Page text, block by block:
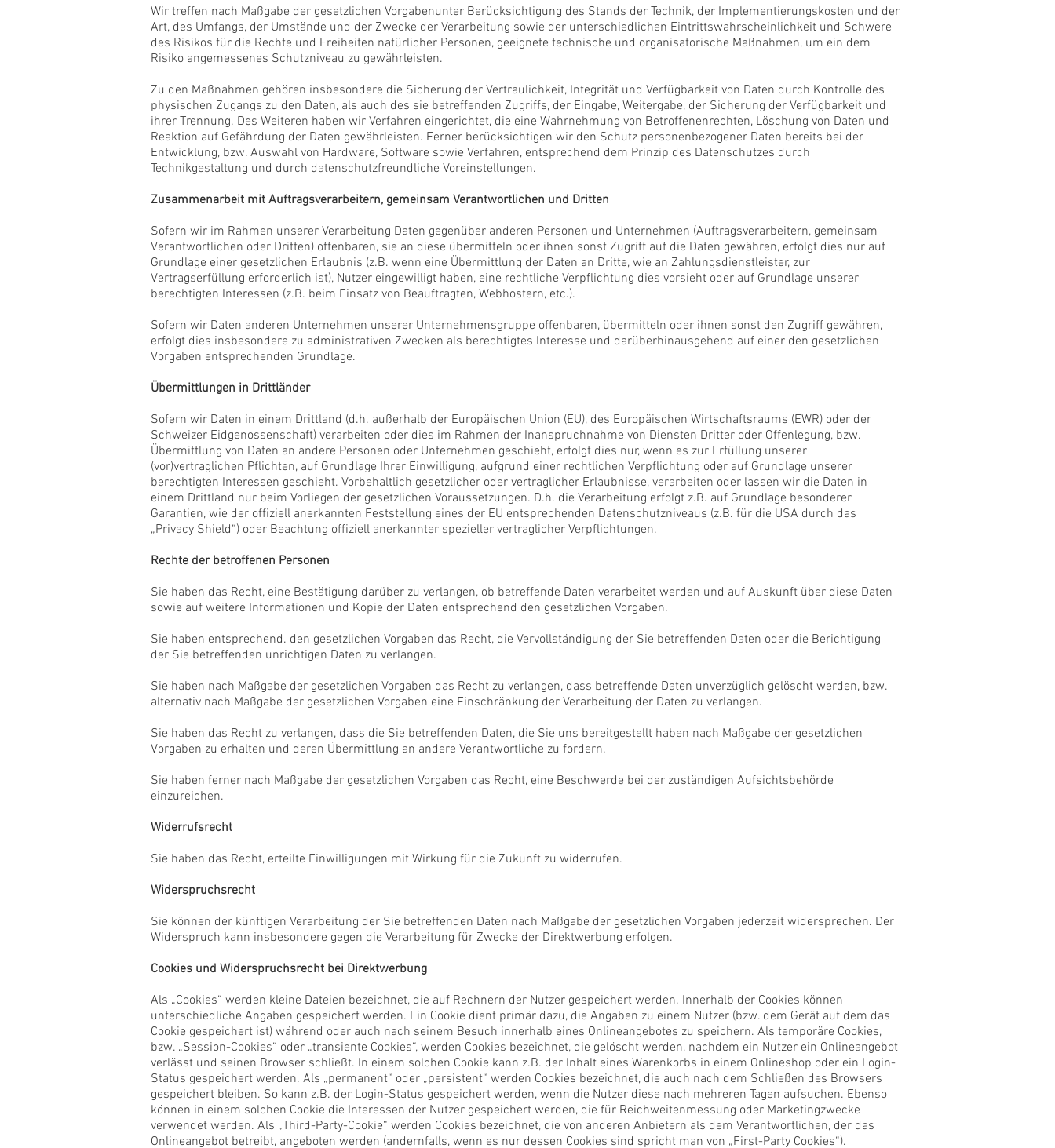
Wir treffen nach Maßgabe der gesetzlichen Vorgabenunter Berücksichtigung des Stands der Technik, der Implementierungskosten und der
Art, des Umfangs, der Umstände und der Zwecke der Verarbeitung sowie der unterschiedlichen Eintrittswahrscheinlichkeit und Schwere
des Risikos für die Rechte und Freiheiten natürlicher Personen, geeignete technische und organisatorische Maßnahmen, um ein dem
Risiko angemessenes Schutzniveau zu gewährleisten.
Zu den Maßnahmen gehören insbesondere die Sicherung der Vertraulichkeit, Integrität und Verfügbarkeit von Daten durch Kontrolle des
physischen Zugangs zu den Daten, als auch des sie betreffenden Zugriffs, der Eingabe, Weitergabe, der Sicherung der Verfügbarkeit und
ihrer Trennung. Des Weiteren haben wir Verfahren eingerichtet, die eine Wahrnehmung von Betroffenenrechten, Löschung von Daten und
Reaktion auf Gefährdung der Daten gewährleisten. Ferner berücksichtigen wir den Schutz personenbezogener Daten bereits bei der
Entwicklung, bzw. Auswahl von Hardware, Software sowie Verfahren, entsprechend dem Prinzip des Datenschutzes durch
Technikgestaltung und durch datenschutzfreundliche Voreinstellungen.
Zusammenarbeit mit Auftragsverarbeitern, gemeinsam Verantwortlichen und Dritten
Sofern wir im Rahmen unserer Verarbeitung Daten gegenüber anderen Personen und Unternehmen (Auftragsverarbeitern, gemeinsam
Verantwortlichen oder Dritten) offenbaren, sie an diese übermitteln oder ihnen sonst Zugriff auf die Daten gewähren, erfolgt dies nur auf
Grundlage einer gesetzlichen Erlaubnis (z.B. wenn eine Übermittlung der Daten an Dritte, wie an Zahlungsdienstleister, zur
Vertragserfüllung erforderlich ist), Nutzer eingewilligt haben, eine rechtliche Verpflichtung dies vorsieht oder auf Grundlage unserer
berechtigten Interessen (z.B. beim Einsatz von Beauftragten, Webhostern, etc.).
Sofern wir Daten anderen Unternehmen unserer Unternehmensgruppe offenbaren, übermitteln oder ihnen sonst den Zugriff gewähren,
erfolgt dies insbesondere zu administrativen Zwecken als berechtigtes Interesse und darüberhinausgehend auf einer den gesetzlichen
Vorgaben entsprechenden Grundlage.
Übermittlungen in Drittländer
Sofern wir Daten in einem Drittland (d.h. außerhalb der Europäischen Union (EU), des Europäischen Wirtschaftsraums (EWR) oder der
Schweizer Eidgenossenschaft) verarbeiten oder dies im Rahmen der Inanspruchnahme von Diensten Dritter oder Offenlegung, bzw.
Übermittlung von Daten an andere Personen oder Unternehmen geschieht, erfolgt dies nur, wenn es zur Erfüllung unserer
(vor)vertraglichen Pflichten, auf Grundlage Ihrer Einwilligung, aufgrund einer rechtlichen Verpflichtung oder auf Grundlage unserer
berechtigten Interessen geschieht. Vorbehaltlich gesetzlicher oder vertraglicher Erlaubnisse, verarbeiten oder lassen wir die Daten in
einem Drittland nur beim Vorliegen der gesetzlichen Voraussetzungen. D.h. die Verarbeitung erfolgt z.B. auf Grundlage besonderer
Garantien, wie der offiziell anerkannten Feststellung eines der EU entsprechenden Datenschutzniveaus (z.B. für die USA durch das
„Privacy Shield“) oder Beachtung offiziell anerkannter spezieller vertraglicher Verpflichtungen.
Rechte der betroffenen Personen
Sie haben das Recht, eine Bestätigung darüber zu verlangen, ob betreffende Daten verarbeitet werden und auf Auskunft über diese Daten
sowie auf weitere Informationen und Kopie der Daten entsprechend den gesetzlichen Vorgaben.
Sie haben entsprechend. den gesetzlichen Vorgaben das Recht, die Vervollständigung der Sie betreffenden Daten oder die Berichtigung
der Sie betreffenden unrichtigen Daten zu verlangen.
Sie haben nach Maßgabe der gesetzlichen Vorgaben das Recht zu verlangen, dass betreffende Daten unverzüglich gelöscht werden, bzw.
alternativ nach Maßgabe der gesetzlichen Vorgaben eine Einschränkung der Verarbeitung der Daten zu verlangen.
Sie haben das Recht zu verlangen, dass die Sie betreffenden Daten, die Sie uns bereitgestellt haben nach Maßgabe der gesetzlichen
Vorgaben zu erhalten und deren Übermittlung an andere Verantwortliche zu fordern.
Sie haben ferner nach Maßgabe der gesetzlichen Vorgaben das Recht, eine Beschwerde bei der zuständigen Aufsichtsbehörde
einzureichen.
Widerrufsrecht
Sie haben das Recht, erteilte Einwilligungen mit Wirkung für die Zukunft zu widerrufen.
Widerspruchsrecht
Sie können der künftigen Verarbeitung der Sie betreffenden Daten nach Maßgabe der gesetzlichen Vorgaben jederzeit widersprechen. Der
Widerspruch kann insbesondere gegen die Verarbeitung für Zwecke der Direktwerbung erfolgen.
Cookies und Widerspruchsrecht bei Direktwerbung
Als „Cookies“ werden kleine Dateien bezeichnet, die auf Rechnern der Nutzer gespeichert werden. Innerhalb der Cookies können
unterschiedliche Angaben gespeichert werden. Ein Cookie dient primär dazu, die Angaben zu einem Nutzer (bzw. dem Gerät auf dem das
Cookie gespeichert ist) während oder auch nach seinem Besuch innerhalb eines Onlineangebotes zu speichern. Als temporäre Cookies,
bzw. „Session-Cookies“ oder „transiente Cookies“, werden Cookies bezeichnet, die gelöscht werden, nachdem ein Nutzer ein Onlineangebot
verlässt und seinen Browser schließt. In einem solchen Cookie kann z.B. der Inhalt eines Warenkorbs in einem Onlineshop oder ein Login-
Status gespeichert werden. Als „permanent“ oder „persistent“ werden Cookies bezeichnet, die auch nach dem Schließen des Browsers
gespeichert bleiben. So kann z.B. der Login-Status gespeichert werden, wenn die Nutzer diese nach mehreren Tagen aufsuchen. Ebenso
können in einem solchen Cookie die Interessen der Nutzer gespeichert werden, die für Reichweitenmessung oder Marketingzwecke
verwendet werden. Als „Third-Party-Cookie“ werden Cookies bezeichnet, die von anderen Anbietern als dem Verantwortlichen, der das
Onlineangebot betreibt, angeboten werden (andernfalls, wenn es nur dessen Cookies sind spricht man von „First-Party Cookies“).